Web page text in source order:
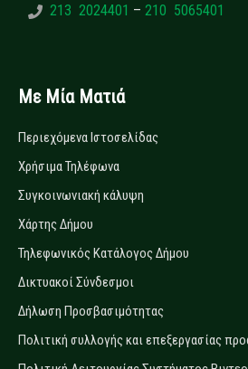
213 2024401 – 210 5065401
Με Μία Ματιά
Περιεχόμενα Ιστοσελίδας
Χρήσιμα Τηλέφωνα
Συγκοινωνιακή κάλυψη
Χάρτης Δήμου
Τηλεφωνικός Κατάλογος Δήμου
Δικτυακοί Σύνδεσμοι
Δήλωση Προσβασιμότητας
Πολιτική συλλογής και επεξεργασίας